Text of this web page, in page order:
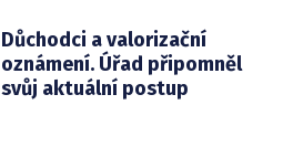
Důchodci a valorizační
oznámení. Úřad připomněl
svůj aktuální postup